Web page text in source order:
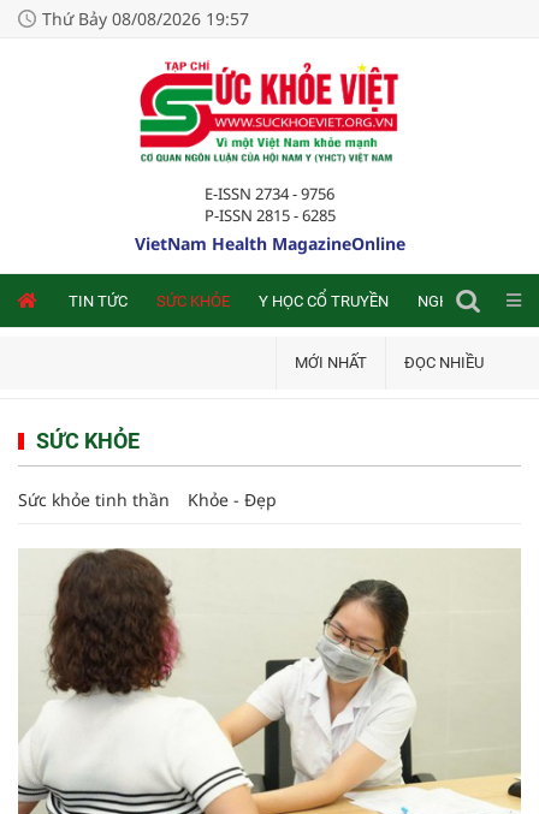
Thứ Bảy 08/08/2026 19:57
E-ISSN 2734 - 9756
P-ISSN 2815 - 6285
VietNam Health MagazineOnline
TIN TỨC SỨC KHỎE Y HỌC CỔ TRUYỀN NGHIÊN CỨU
MỚI NHẤT ĐỌC NHIỀU
SỨC KHỎE
Sức khỏe tinh thần Khỏe - Đẹp